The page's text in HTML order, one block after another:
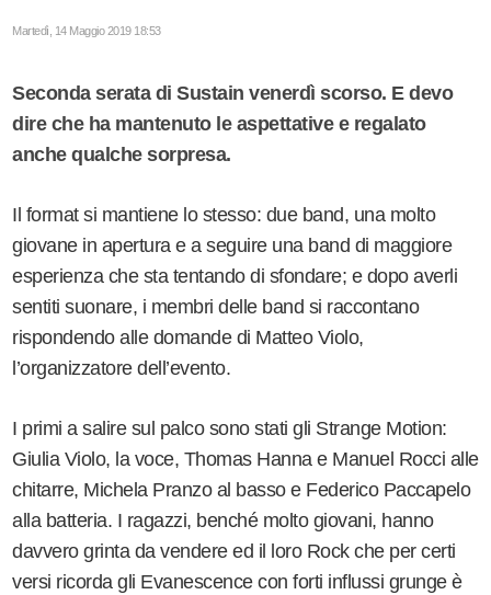
Martedì, 14 Maggio 2019 18:53
Seconda serata di Sustain venerdì scorso. E devo
dire che ha mantenuto le aspettative e regalato
anche qualche sorpresa.
Il format si mantiene lo stesso: due band, una molto
giovane in apertura e a seguire una band di maggiore
esperienza che sta tentando di sfondare; e dopo averli
sentiti suonare, i membri delle band si raccontano
rispondendo alle domande di Matteo Violo,
l’organizzatore dell’evento.
I primi a salire sul palco sono stati gli Strange Motion:
Giulia Violo, la voce, Thomas Hanna e Manuel Rocci alle
chitarre, Michela Pranzo al basso e Federico Paccapelo
alla batteria. I ragazzi, benché molto giovani, hanno
davvero grinta da vendere ed il loro Rock che per certi
versi ricorda gli Evanescence con forti influssi grunge è